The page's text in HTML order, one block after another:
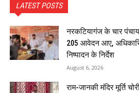
LATEST POSTS
नरकटियागंज के चार
205 आवेदन आए,
निष्पादन के निर्देश
August 6, 2026
राम-जानकी मंदिर मूर्ति